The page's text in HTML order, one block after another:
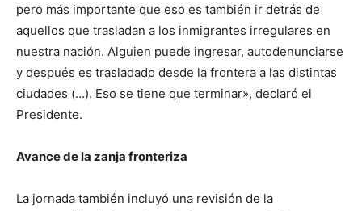
pero más importante que eso es también ir detrás de
aquellos que trasladan a los inmigrantes irregulares en
nuestra nación. Alguien puede ingresar, autodenunciarse
y después es trasladado desde la frontera a las distintas
ciudades (…). Eso se tiene que terminar», declaró el
Presidente.
Avance de la zanja fronteriza
La jornada también incluyó una revisión de la